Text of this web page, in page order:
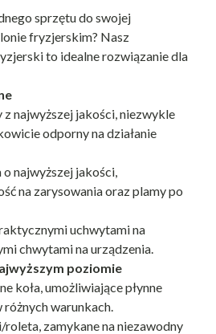
sprzętu do swojej
fryzjerskim? Nasz
to idealne rozwiązanie dla
najwyższej jakości, niezwykle
odporny na działanie
najwyższej jakości,
na zarysowania oraz plamy po
uchwytami na
chwytami na urządzenia.
poziomie
koła, umożliwiające płynne
warunkach.
zamykane na niezawodny